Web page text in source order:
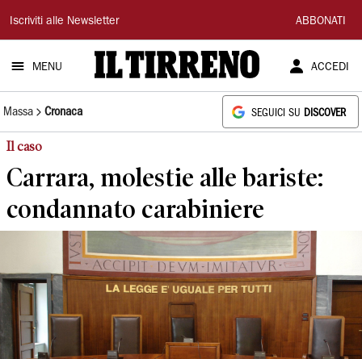
Il
Tirreno
Iscriviti alle Newsletter ABBONATI
MENU ACCEDI
Massa Cronaca SEGUICI SU DISCOVER
Il caso
Carrara, molestie alle bariste:
condannato carabiniere